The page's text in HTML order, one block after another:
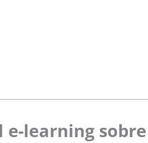
e-learning